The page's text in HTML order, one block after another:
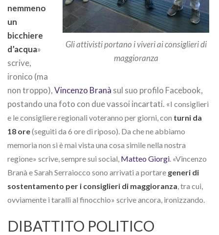
Gli attivisti portano i viveri ai consiglieri di
maggioranza
nemmeno
un
bicchiere
d’acqua»
scrive,
ironico (ma
non troppo),Vincenzo Branà sul suo profilo Facebook,
postando una foto con due vassoi incartati. «I consiglieri
e le consigliere regionali voteranno per giorni, con turni da
18 ore(seguiti da 6 ore di riposo). Da che ne abbiamo
memoria non si è mai vista una cosa simile nella nostra
regione» scrive, sempre sui social, Matteo Giorgi. «Vincenzo
Branà e Sarah Serraiocco sono arrivati a portare generi di
sostentamento per i consiglieri di maggioranza, tra cui,
ovviamente i taralli al finocchio» scrive ancora, ironizzando.
DIBATTITO POLITICO